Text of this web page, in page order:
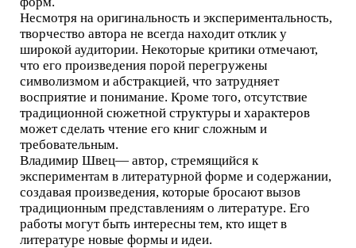
Несмотря на оригинальность и экспериментальность,
творчество автора не всегда находит отклик у
широкой аудитории. Некоторые критики отмечают,
что его произведения порой перегружены
символизмом и абстракцией, что затрудняет
восприятие и понимание. Кроме того, отсутствие
традиционной сюжетной структуры и характеров
может сделать чтение его книг сложным и
требовательным.
Владимир Швец— автор, стремящийся к
экспериментам в литературной форме и содержании,
создавая произведения, которые бросают вызов
традиционным представлениям о литературе. Его
работы могут быть интересны тем, кто ищет в
литературе новые формы и идеи.